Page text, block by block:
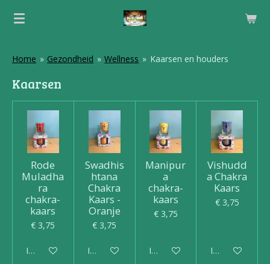
Ga
deHome » Gezondheid » Wellness » Kaarsen en houders
Kaarsen
Rode
Muladha
ra
chakra-
kaars
€ 3,75
In winkelwagen
Swadhis
htana
Chakra
Kaars -
Oranje
€ 3,75
In winkelwagen
Manipur
a
chakra-
kaars
€ 3,75
In winkelwagen
Vishudd
a Chakra
Kaars
€ 3,75
In winkelwagen